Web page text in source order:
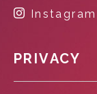
Instagram
PRIVACY